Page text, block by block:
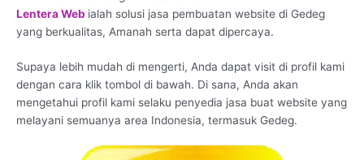
Lentera Web ialah solusi jasa pembuatan website di Gedeg
yang berkualitas, Amanah serta dapat dipercaya.
Supaya lebih mudah di mengerti, Anda dapat visit di profil kami
dengan cara klik tombol di bawah. Di sana, Anda akan
mengetahui profil kami selaku penyedia jasa buat website yang
melayani semuanya area Indonesia, termasuk Gedeg.